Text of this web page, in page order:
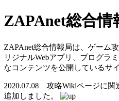
ZAPAnet総合情
ZAPAnet総合情報局は、ゲーム
リジナルWebアプリ、プログラ
なコンテンツを公開しているサ
2020.07.08 攻略Wikiページに関
追加しました。